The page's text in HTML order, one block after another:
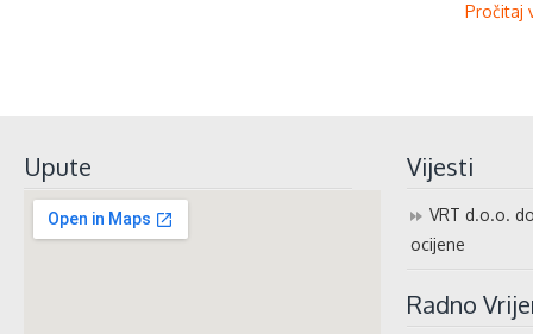
Pročitaj
Upute Vijesti
VRT d.o.o.
ocijene
Radno